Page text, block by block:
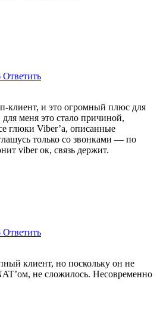
Ответить
клиент, и это огромный плюс для
меня это стало причиной,
глюки Viber’a, описанные
только со звонками — по
viber ок, связь держит.
Ответить
клиент, но поскольку он не
не сложилось. Несовременно